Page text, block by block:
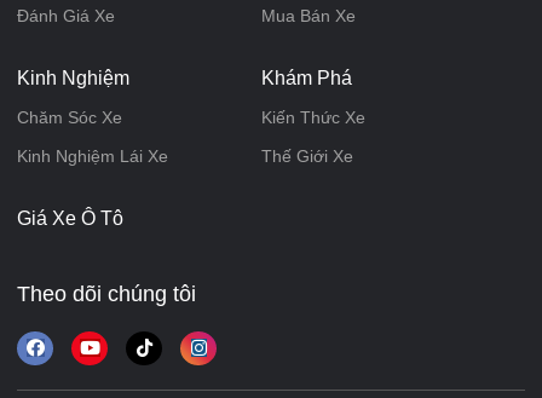
Đánh Giá Xe
Mua Bán Xe
Kinh Nghiệm
Chăm Sóc Xe
Kinh Nghiệm Lái Xe
Khám Phá
Kiến Thức Xe
Thế Giới Xe
Giá Xe Ô Tô
Theo dõi chúng tôi